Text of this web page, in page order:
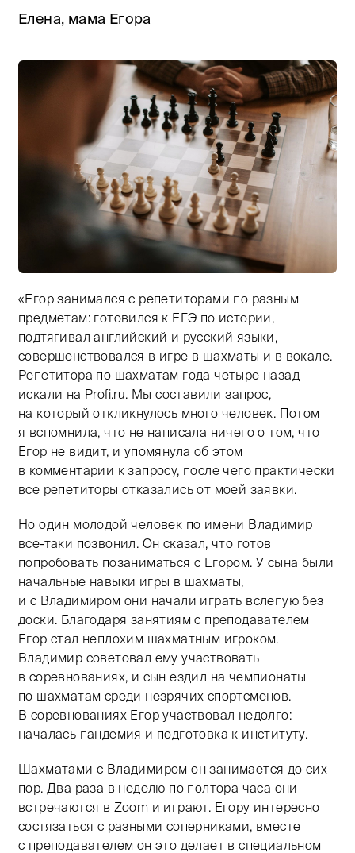
Елена, мама Егора
Тифлокомментарий: цветная фотография. Два
«Егор занимался с репетиторами по разным
предметам: готовился к ЕГЭ по истории,
подтягивал английский и русский языки,
совершенствовался в игре в шахматы и в вокале.
Репетитора по шахматам года четыре назад
искали на Profi.ru. Мы составили запрос,
на который откликнулось много человек. Потом
я вспомнила, что не написала ничего о том, что
Егор не видит, и упомянула об этом
в комментарии к запросу, после чего практически
все репетиторы отказались от моей заявки.
Но один молодой человек по имени Владимир
все-таки позвонил. Он сказал, что готов
попробовать позаниматься с Егором. У сына были
начальные навыки игры в шахматы,
и с Владимиром они начали играть вслепую без
доски. Благодаря занятиям с преподавателем
Егор стал неплохим шахматным игроком.
Владимир советовал ему участвовать
в соревнованиях, и сын ездил на чемпионаты
по шахматам среди незрячих спортсменов.
В соревнованиях Егор участвовал недолго:
началась пандемия и подготовка к институту.
Шахматами с Владимиром он занимается до сих
пор. Два раза в неделю по полтора часа они
встречаются в Zoom и играют. Егору интересно
состязаться с разными соперниками, вместе
с преподавателем он это делает в специальном